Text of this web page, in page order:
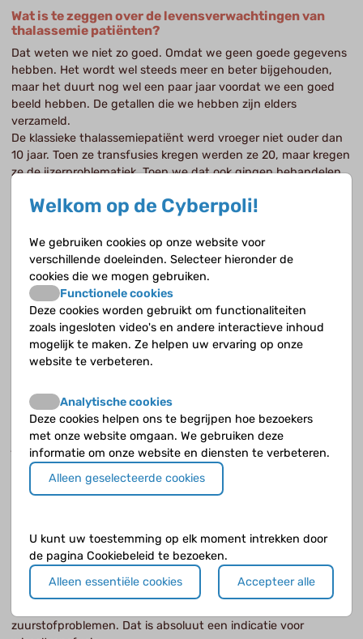
Wat is te zeggen over de levensverwachtingen van
thalassemie patiënten?
Dat weten we niet zo goed. Omdat we geen goede gegevens
hebben. Het wordt wel steeds meer en beter bijgehouden,
maar het duurt nog wel een paar jaar voordat we een goed
beeld hebben. De getallen die we hebben zijn elders
verzameld.
De klassieke thalassemiepatiënt werd vroeger niet ouder dan
10 jaar. Toen ze transfusies kregen werden ze 20, maar kregen
ze de ijzerproblematiek. Toen we dat ook gingen behandelen
is 40+ en die doet het prima.
klassieke sikkelcelpatiënt, daar zit zo 10-20 jaar verschil in.
Is thalassemie ook met de hielprik op te sporen?
Homozygoten wel, heterozygoten worden regelmatig gemist
en sikkelcelziekte wordt ook gerapporteerd, zowel
dragerschap als homozygoot.
Letterlijk en figuurlijk betekent wisseltransfusie het weghalen
van de eigen bloedcellen en vervangen door rode bloedcellen
van de bloedbank. We hebben daar richtlijnen voor wanneer
je dat doet. Wisseltransfusies worden niet gegeven bij
patiënten met thalassemie.
bijvoorbeeld cerebrale doorbloedingsstoornissen te
voorkomen, iets wat bij sikkelcelziekte nogal eens optreedt.
Andere indicaties zijn ernstige complicaties zoals het acute
chess syndroom. Die mensen worden acuut heel ziek met
heftige pijn op de borst, kortademigheid en koorts en
zuurstofproblemen. Dat is absoluut een indicatie voor
Welkom op de Cyberpoli!
We gebruiken cookies op onze website voor
verschillende doeleinden. Selecteer hieronder de
cookies die we mogen gebruiken.
Functionele cookies
Deze cookies worden gebruikt om functionaliteiten
zoals ingesloten video's en andere interactieve inhoud
mogelijk te maken. Ze helpen uw ervaring op onze
website te verbeteren.
Analytische cookies
Deze cookies helpen ons te begrijpen hoe bezoekers
met onze website omgaan. We gebruiken deze
informatie om onze website en diensten te verbeteren.
Alleen geselecteerde cookies
U kunt uw toestemming op elk moment intrekken door
de pagina Cookiebeleid te bezoeken.
Alleen essentiële cookies
Accepteer alle